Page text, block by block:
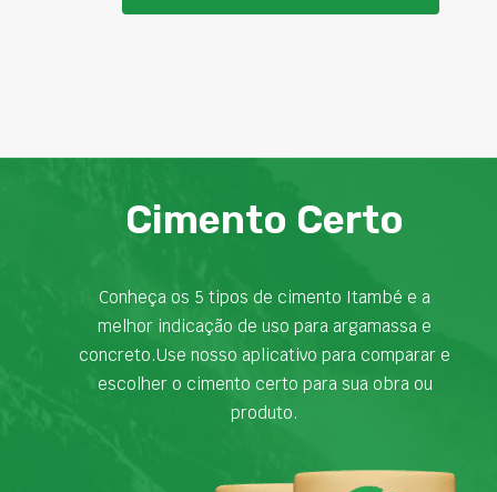
Cimento Certo
Conheça os 5 tipos de cimento Itambé e a
melhor indicação de uso para argamassa e
concreto.Use nosso aplicativo para comparar e
escolher o cimento certo para sua obra ou
produto.